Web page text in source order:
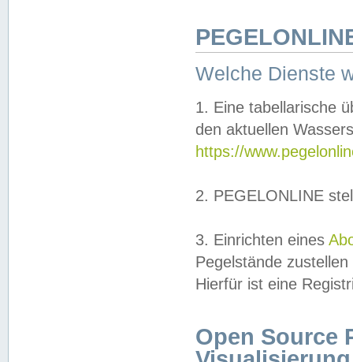
Welche Dienste
1. Eine tabellarische
den aktuellen
https://
2. PEGELONLINE
3. Einrichten eines
Pegelstände
Hierfür ist eine
Open Source